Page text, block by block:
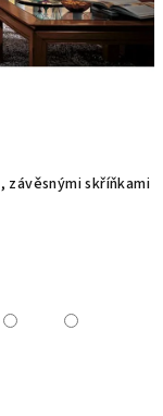
, závěsnými skříňkami